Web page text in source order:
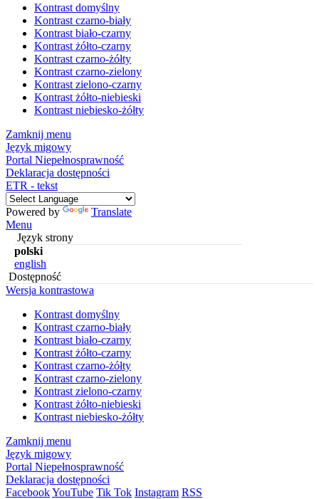
Kontrast domyślny
Kontrast czarno-biały
Kontrast biało-czarny
Kontrast żółto-czarny
Kontrast czarno-żółty
Kontrast czarno-zielony
Kontrast zielono-czarny
Kontrast żółto-niebieski
Kontrast niebiesko-żółty
Zamknij menu
Język migowy
Portal Niepełnosprawność
Deklaracja dostępności
ETR - tekst
Powered by
Translate
Menu
Język strony
polski
english
Dostępność
Wersja kontrastowa
Kontrast domyślny
Kontrast czarno-biały
Kontrast biało-czarny
Kontrast żółto-czarny
Kontrast czarno-żółty
Kontrast czarno-zielony
Kontrast zielono-czarny
Kontrast żółto-niebieski
Kontrast niebiesko-żółty
Zamknij menu
Język migowy
Portal Niepełnosprawność
Deklaracja dostępności
FacebookYouTube Tik Tok Instagram RSS